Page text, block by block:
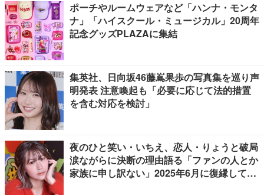
ポーチやルームウェアなど「ハンナ・モンタ
ナ」「ハイスクール・ミュージカル」20周年
記念グッズPLAZAに集結
集英社、日向坂46藤嶌果歩の写真集を巡り声
明発表 注意喚起も「必要に応じて法的措置
を含む対応を検討」
夜のひと笑い・いちえ、恋人・りょうと破局
涙ながらに決断の理由語る「ファンの人とか
家族に申し訳ない」2025年6月に復縁してい